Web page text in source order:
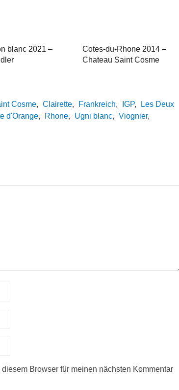
blanc 2021 –
Cotes-du-Rhone 2014 –
Chateau Saint Cosme
Cosme, Clairette, Frankreich, IGP,
Les Deux
d'Orange, Rhone, Ugni blanc, Viognier,
Browser für meinen nächsten Kommentar